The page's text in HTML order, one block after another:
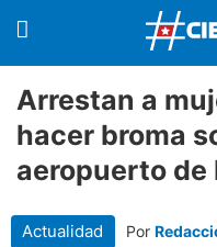
Arrestan a
hacer broma
aeropuerto de
Actualidad Por